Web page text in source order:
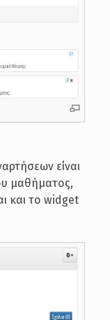
είναι
μαθήματος,
και το widget